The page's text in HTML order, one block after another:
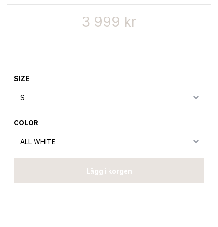
3 999 kr
SIZE
COLOR
Lägg i korgen